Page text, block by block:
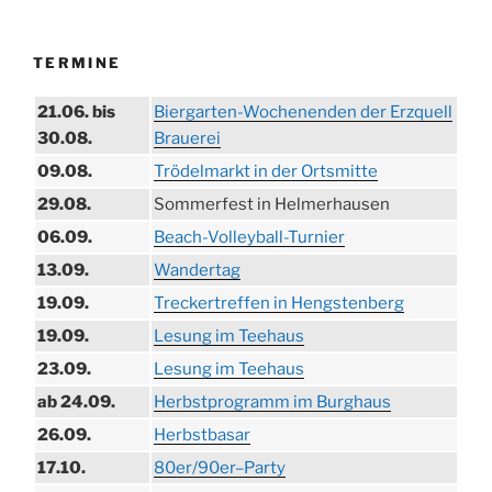
TERMINE
21.06. bis
30.08.
Biergarten-Wochenenden der Erzquell
Brauerei
09.08.
Trödelmarkt in der Ortsmitte
29.08.
Sommerfest in Helmerhausen
06.09.
Beach-Volleyball-Turnier
13.09.
Wandertag
19.09.
Treckertreffen in Hengstenberg
19.09.
Lesung im Teehaus
23.09.
Lesung im Teehaus
ab 24.09.
Herbstprogramm im Burghaus
26.09.
Herbstbasar
17.10.
80er/90er–Party